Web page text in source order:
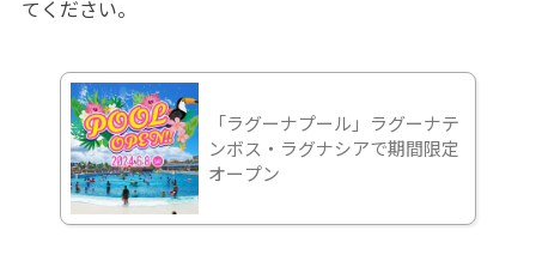
てください。
「ラグーナプール」ラグーナテ
ンボス・ラグナシアで期間限定
オープン